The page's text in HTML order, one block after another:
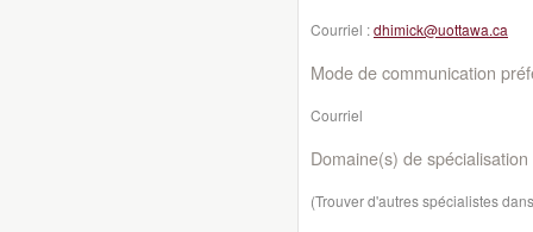
Courriel :dhimick@uottawa.ca
Mode de communication
Courriel
Domaine(s) de spécialisation
(Trouver d'autres spécialistes